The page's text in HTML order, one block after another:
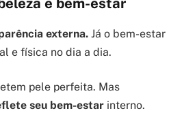
e bem-estar
externa. Já o bem-estar
e física no dia a dia.
pele perfeita. Mas
seu bem-estar interno.